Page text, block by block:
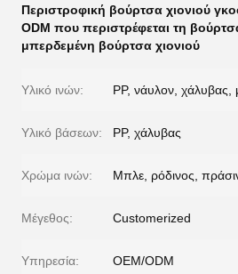
Περιστροφική βούρτσα χιονιού
ODM που περιστρέφεται τη
μπερδεμένη βούρτσα χιονιού
Υλικό ινών: PP, νάυλον, χάλυβας,
Υλικό βάσεων: PP, χάλυβας
Χρώμα ινών: Μπλε, ρόδινος,
Μέγεθος: Customerized
Υπηρεσία: OEM/ODM